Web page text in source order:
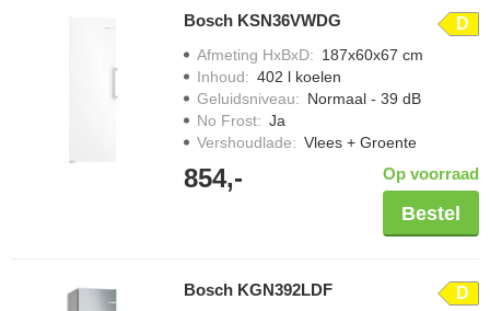
Bosch KSN36VWDG D
Afmeting HxBxD: 187x60x67 cm
Inhoud: 402 l koelen
Geluidsniveau: Normaal - 39 dB
No Frost: Ja
Vershoudlade: Vlees + Groente
854,- Op voorraad
Bestel
Bosch KGN392LDF D